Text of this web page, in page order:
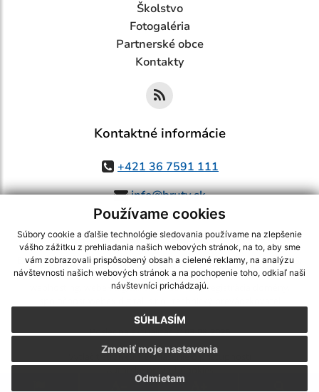
Používame cookies
Súbory cookie a ďalšie technológie sledovania používame na zlepšenie
vášho zážitku z prehliadania našich webových stránok, na to, aby sme
vám zobrazovali prispôsobený obsah a cielené reklamy, na analýzu
návštevnosti našich webových stránok a na pochopenie toho, odkiaľ naši
návštevníci prichádzajú.
SÚHLASÍM
Odmietam
Zmeniť moje nastavenia
Školstvo
Fotogaléria
Partnerské obce
Kontakty
Kontaktné informácie
+421 36 7591 111
info@bruty.sk
využite možnosť získavania aktuálnych informácií s využitím RSS
CMS systém (redakčný) systém ECHELON 2,Mapa stránok,web portál
webex.digital, s.r.o.,domény,registrácia domény
Posledná aktualizácia:03.08.2026
Vytlačiť stránku|Vyhlásenie o prístupnosti